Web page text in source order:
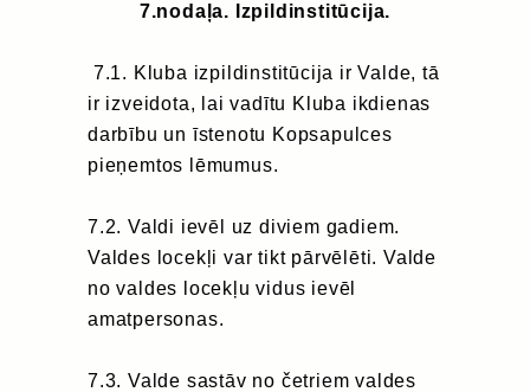
7.nodaļa. Izpildinstitūcija.
7.1. Kluba izpildinstitūcija ir Valde, tā
ir izveidota, lai vadītu Kluba ikdienas
darbību un īstenotu Kopsapulces
pieņemtos lēmumus.
7.2. Valdi ievēl uz diviem gadiem.
Valdes locekļi var tikt pārvēlēti. Valde
no valdes locekļu vidus ievēl
amatpersonas.
7.3. Valde sastāv no četriem valdes